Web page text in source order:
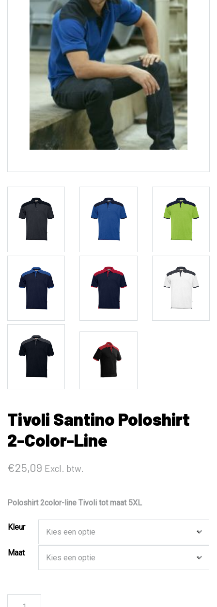
Tivoli Santino Poloshirt
2-Color-Line
€25,09 Excl. btw.
Poloshirt 2color-line Tivoli tot maat 5XL
Kleur
Maat